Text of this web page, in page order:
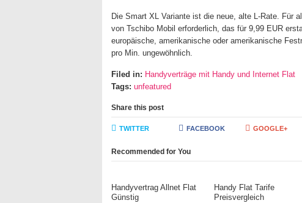
Die Smart XL Variante ist die neue, alte L-Rate. Für
von Tschibo Mobil erforderlich, das für 9,99 EUR
europäische, amerikanische oder amerikanische
pro Min. ungewöhnlich.
Filed in: Handyverträge mit Handy und Internet Flat
Tags: unfeatured
Share this post
TWITTER FACEBOOK GOOGLE+
Recommended for You
Handyvertrag Allnet Flat
Günstig
Handy Flat Tarife
Preisvergleich